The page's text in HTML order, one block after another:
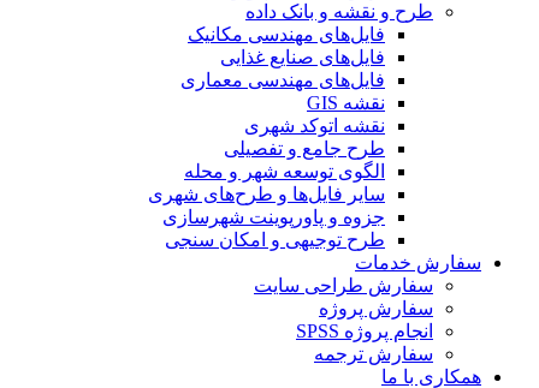
طرح و نقشه و بانک داده
فایل‌های مهندسی مکانیک
فایل‌های صنایع غذایی
فایل‌های مهندسی معماری
نقشه GIS
نقشه اتوکد شهری
طرح جامع و تفصیلی
الگوی توسعه شهر و محله
سایر فایل‌ها و طرح‌های شهری
جزوه و پاورپوینت شهرسازی
طرح توجیهی و امکان سنجی
سفارش خدمات
سفارش طراحی سایت
سفارش پروژه
انجام پروژه SPSS
سفارش ترجمه
همکاری با ما